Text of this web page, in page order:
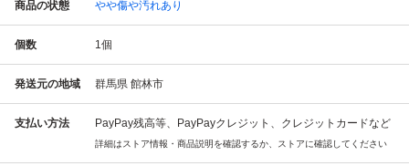
商品の状態 やや傷や汚れあり
個数 1個
発送元の地域 群馬県 館林市
支払い方法 PayPay残高等、PayPayクレジット、クレジットカードなど
詳細はストア情報・商品説明を確認するか、ストアに確認してください